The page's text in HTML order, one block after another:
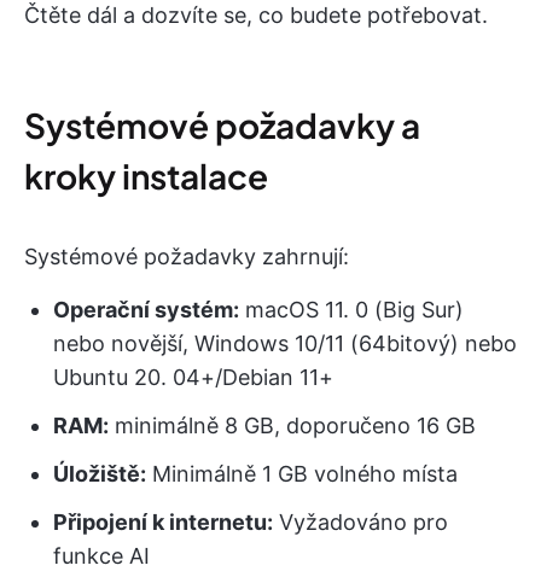
Čtěte dál a dozvíte se, co budete potřebovat.
Systémové požadavky a
kroky instalace
Systémové požadavky zahrnují:
Operační systém: macOS 11. 0 (Big Sur)
nebo novější, Windows 10/11 (64bitový) nebo
Ubuntu 20. 04+/Debian 11+
RAM: minimálně 8 GB, doporučeno 16 GB
Úložiště: Minimálně 1 GB volného místa
Připojení k internetu: Vyžadováno pro
funkce AI